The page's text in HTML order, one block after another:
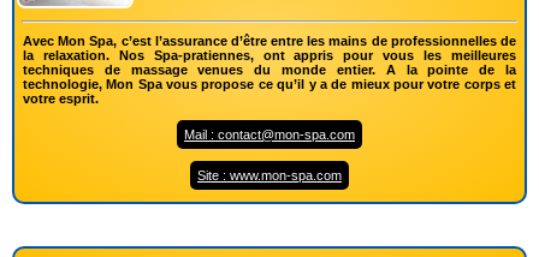
Avec Mon Spa, c’est l’assurance d’être entre les mains de professionnelles de
la relaxation. Nos Spa-pratiennes, ont appris pour vous les meilleures
techniques de massage venues du monde entier. A la pointe de la
technologie, Mon Spa vous propose ce qu’il y a de mieux pour votre corps et
votre esprit.
Mail : contact@mon-spa.com
Site : www.mon-spa.com